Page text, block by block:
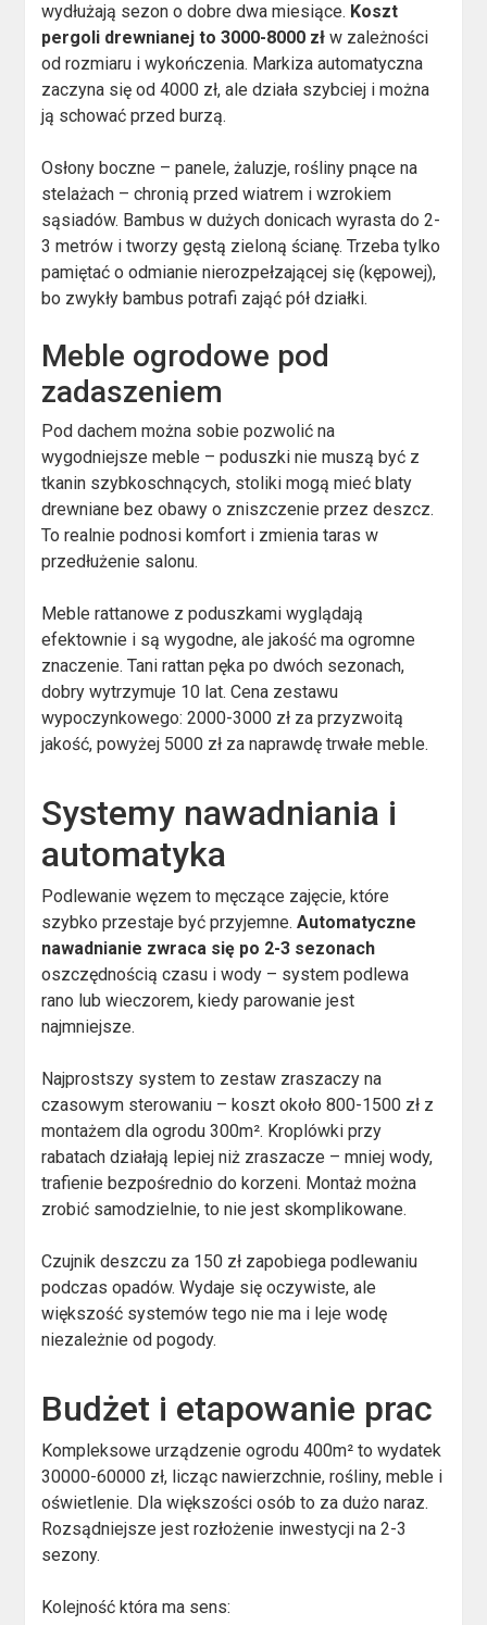
wydłużają sezon o dobre dwa miesiące. Koszt
pergoli drewnianej to 3000-8000 zł w zależności
od rozmiaru i wykończenia. Markiza automatyczna
zaczyna się od 4000 zł, ale działa szybciej i można
ją schować przed burzą.
Osłony boczne – panele, żaluzje, rośliny pnące na
stelażach – chronią przed wiatrem i wzrokiem
sąsiadów. Bambus w dużych donicach wyrasta do 2-
3 metrów i tworzy gęstą zieloną ścianę. Trzeba tylko
pamiętać o odmianie nierozpełzającej się (kępowej),
bo zwykły bambus potrafi zająć pół działki.
Meble ogrodowe pod
zadaszeniem
Pod dachem można sobie pozwolić na
wygodniejsze meble – poduszki nie muszą być z
tkanin szybkoschnących, stoliki mogą mieć blaty
drewniane bez obawy o zniszczenie przez deszcz.
To realnie podnosi komfort i zmienia taras w
przedłużenie salonu.
Meble rattanowe z poduszkami wyglądają
efektownie i są wygodne, ale jakość ma ogromne
znaczenie. Tani rattan pęka po dwóch sezonach,
dobry wytrzymuje 10 lat. Cena zestawu
wypoczynkowego: 2000-3000 zł za przyzwoitą
jakość, powyżej 5000 zł za naprawdę trwałe meble.
Systemy nawadniania i
automatyka
Podlewanie węzem to męczące zajęcie, które
szybko przestaje być przyjemne.Automatyczne
nawadnianie zwraca się po 2-3 sezonach
oszczędnością czasu i wody – system podlewa
rano lub wieczorem, kiedy parowanie jest
najmniejsze.
Najprostszy system to zestaw zraszaczy na
czasowym sterowaniu – koszt około 800-1500 zł z
montażem dla ogrodu 300m². Kroplówki przy
rabatach działają lepiej niż zraszacze – mniej wody,
trafienie bezpośrednio do korzeni. Montaż można
zrobić samodzielnie, to nie jest skomplikowane.
Czujnik deszczu za 150 zł zapobiega podlewaniu
podczas opadów. Wydaje się oczywiste, ale
większość systemów tego nie ma i leje wodę
niezależnie od pogody.
Budżet i etapowanie prac
Kompleksowe urządzenie ogrodu 400m² to wydatek
30000-60000 zł, licząc nawierzchnie, rośliny, meble i
oświetlenie. Dla większości osób to za dużo naraz.
Rozsądniejsze jest rozłożenie inwestycji na 2-3
sezony.
Kolejność która ma sens: